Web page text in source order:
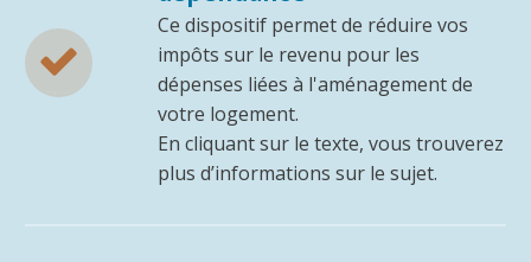


Ce dispositif permet de réduire vos
impôts sur le revenu pour les
dépenses liées à l'aménagement de
votre logement.
En cliquant sur le texte, vous trouverez
plus d’informations sur le sujet.